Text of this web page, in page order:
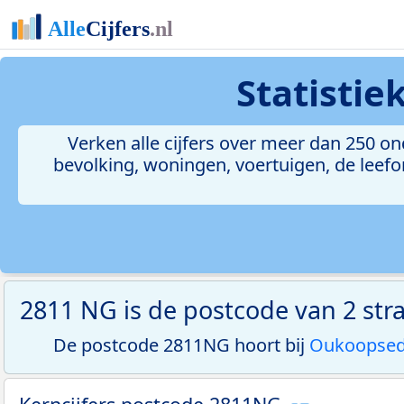
Verken alle cijfers over meer dan 250
bevolking, woningen, voertuigen, de
2811 NG is de postcode van 2
De postcode 2811NG hoort bij